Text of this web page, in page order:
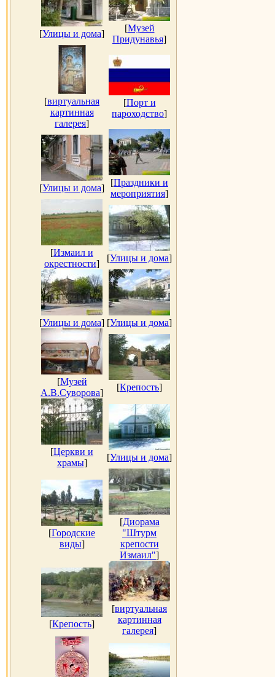
[Улицы и дома]
[Музей
Придунавья]
[виртуальная
картинная
галерея]
[Порт и
пароходство]
[Улицы и дома]
[Праздники и
мероприятия]
[Измаил и
окрестности]
[Улицы и дома]
[Улицы и дома] [Улицы и дома]
[Музей
А.В.Суворова]
[Крепость]
[Церкви и
храмы]
[Улицы и дома]
[Городские
виды]
[Диорама
"Штурм
крепости
Измаил"]
[Крепость]
[виртуальная
картинная
галерея]